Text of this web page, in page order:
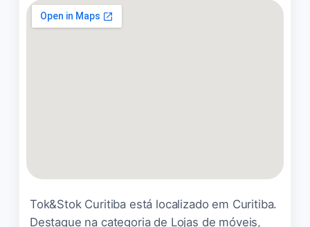
Tok&Stok Curitiba está localizado em Curitiba.
Destaque na categoria de Lojas de móveis,